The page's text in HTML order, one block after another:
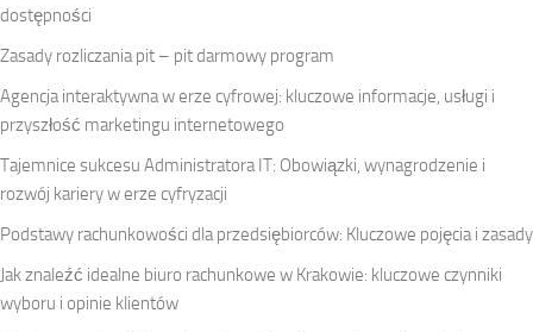
dostępności
Zasady rozliczania pit – pit darmowy program
Agencja interaktywna w erze cyfrowej: kluczowe informacje, usługi i
przyszłość marketingu internetowego
Tajemnice sukcesu Administratora IT: Obowiązki, wynagrodzenie i
rozwój kariery w erze cyfryzacji
Podstawy rachunkowości dla przedsiębiorców: Kluczowe pojęcia i zasady
Jak znaleźć idealne biuro rachunkowe w Krakowie: kluczowe czynniki
wyboru i opinie klientów